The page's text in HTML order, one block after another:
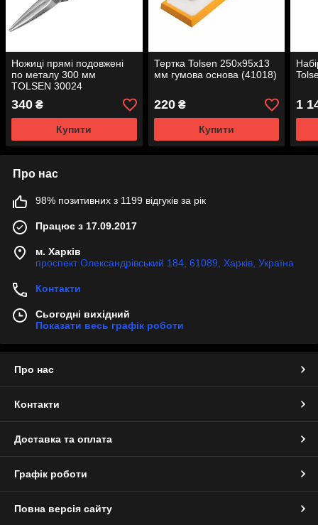
Ножиці прямі подовжені
по металу 300 мм
TOLSEN 30024
340 ₴
Купити
Тертка Tolsen 250х95х13
мм гумова основа (41018)
220₴
Купити
1
Про нас
98% позитивних з 1199 відгуків за рік
Працює з 17.09.2017
м. Харків
проспект Олександрівський 184, 61089, Харків, Україна
Контакти
Сьогодні вихідний
Показати весь графік роботи
Про нас
Контакти
Доставка та оплата
Графік роботи
Повна версія сайту